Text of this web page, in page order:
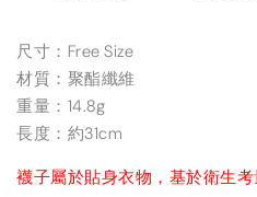
尺寸：Free Size
材質：聚酯纖維
重量：14.8g
長度：約31cm
襪子屬於貼身衣物，基於衛生考